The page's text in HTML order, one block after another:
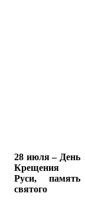
28 июля – День
Крещения
Руси, память
святого